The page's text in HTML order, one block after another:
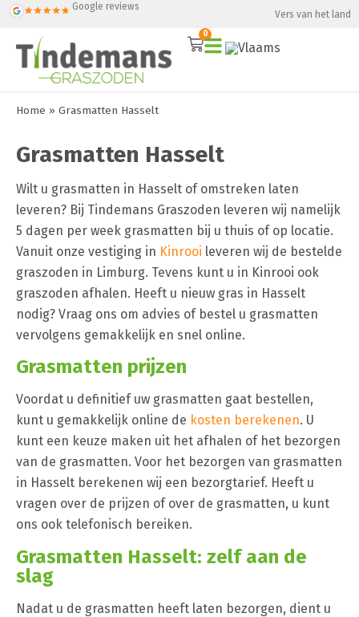
Google reviews
Vers van het land
0
Home » Grasmatten Hasselt
Grasmatten Hasselt
Wilt u grasmatten in Hasselt of omstreken laten
leveren? Bij Tindemans Graszoden leveren wij namelijk
5 dagen per week grasmatten bij u thuis of op locatie.
Vanuit onze vestiging in Kinrooi leveren wij de bestelde
graszoden in Limburg. Tevens kunt u in Kinrooi ook
graszoden afhalen. Heeft u nieuw gras in Hasselt
nodig? Vraag ons om advies of bestel u grasmatten
vervolgens gemakkelijk en snel online.
Grasmatten prijzen
Voordat u definitief uw grasmatten gaat bestellen,
kunt u gemakkelijk online de kosten berekenen. U
kunt een keuze maken uit het afhalen of het bezorgen
van de grasmatten. Voor het bezorgen van grasmatten
in Hasselt berekenen wij een bezorgtarief. Heeft u
vragen over de prijzen of over de grasmatten, u kunt
ons ook telefonisch bereiken.
Grasmatten Hasselt: zelf aan de
slag
Nadat u de grasmatten heeft laten bezorgen, dient u